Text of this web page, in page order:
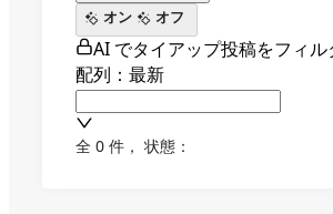
オン
オフ
AI でタイアップ投稿をフィ
配列：最新
全 0 件 ， 状態：